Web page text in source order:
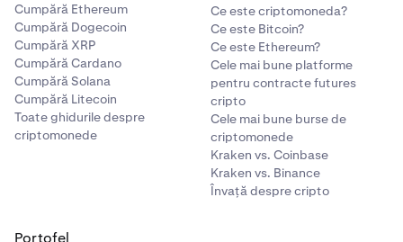
Cumpără Ethereum
Cumpără Dogecoin
Cumpără XRP
Cumpără Cardano
Cumpără Solana
Cumpără Litecoin
Toate ghidurile despre
criptomonede
Ce este criptomoneda?
Ce este Bitcoin?
Ce este Ethereum?
Cele mai bune platforme
pentru contracte futures
cripto
Cele mai bune burse de
criptomonede
Kraken vs. Coinbase
Kraken vs. Binance
Învață despre cripto
Portofel